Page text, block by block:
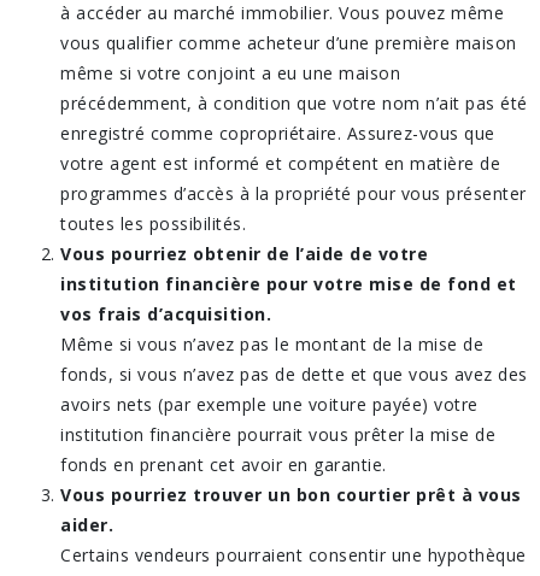
à accéder au marché immobilier. Vous pouvez même
vous qualifier comme acheteur d’une première maison
même si votre conjoint a eu une maison
précédemment, à condition que votre nom n’ait pas été
enregistré comme copropriétaire. Assurez-vous que
votre agent est informé et compétent en matière de
programmes d’accès à la propriété pour vous présenter
toutes les possibilités.
Vous pourriez obtenir de l’aide de votre
institution financière pour votre mise de fond et
vos frais d’acquisition.
Même si vous n’avez pas le montant de la mise de
fonds, si vous n’avez pas de dette et que vous avez des
avoirs nets (par exemple une voiture payée) votre
institution financière pourrait vous prêter la mise de
fonds en prenant cet avoir en garantie.
Vous pourriez trouver un bon courtier prêt à vous
aider.
Certains vendeurs pourraient consentir une hypothèque